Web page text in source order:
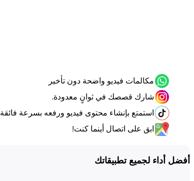
مكالمات فيديو واضحة دون تأخير
شارك قصصك في ثوانٍ معدودة.
استمتع بإنشاء محتوى فيديو ورفعه بسرعة فائقة
ابق على اتصال أينما كنت!
أفضل أداء لجميع تطبيقاتك